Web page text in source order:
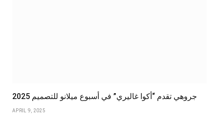
جروهي تقدم “أكوا غاليري” في أسبوع ميلانو للتصميم 2025
APRIL 9, 2025